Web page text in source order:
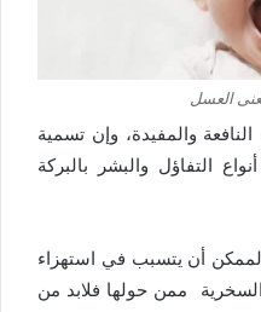
العسل
والمفيدة، وإن تسمية
التفاؤل والبشر بالبركة
أن يتسبب في استهزاء
ممن حولها فلابد من